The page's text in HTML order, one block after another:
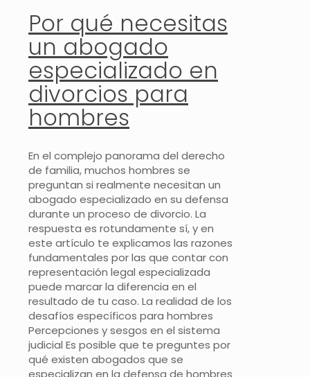
Por qué necesitas
un abogado
especializado en
divorcios para
hombres
En el complejo panorama del derecho
de familia, muchos hombres se
preguntan si realmente necesitan un
abogado especializado en su defensa
durante un proceso de divorcio. La
respuesta es rotundamente sí, y en
este artículo te explicamos las razones
fundamentales por las que contar con
representación legal especializada
puede marcar la diferencia en el
resultado de tu caso. La realidad de los
desafíos específicos para hombres
Percepciones y sesgos en el sistema
judicial Es posible que te preguntes por
qué existen abogados que se
especializan en la defensa de hombres